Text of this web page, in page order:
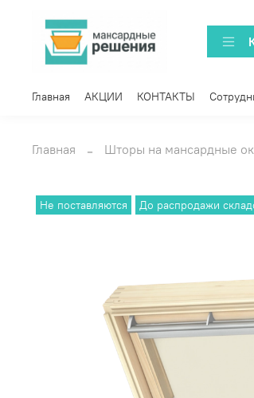
Главная АКЦИИ КОНТАКТЫ
Главная Шторы на мансардные
Не поставляются До распродажи